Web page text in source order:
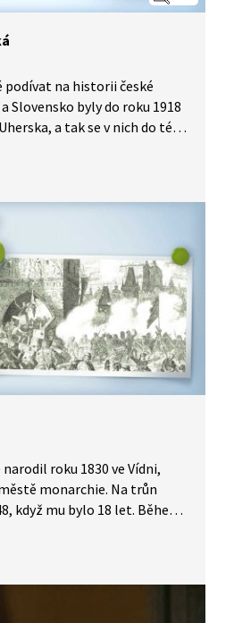
podívat na historii české
Slovensko byly do roku 1918
a tak se v nich do té
se měl dělit na drápky
Rašína nakonec
světové války
koruny. Československá
republiky na Česko
roku 1830 ve Vídni,
monarchie. Na trůn
když mu bylo 18 let. Během
Češi toužili
proto v průběhu 1.
v legiích proti Rakouskému